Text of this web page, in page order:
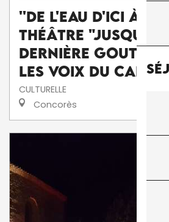
''De l'eau d'ici à
théâtre "Jusqu'à
dernière goutte"
Les voix du
CULTURELLE
Concorès